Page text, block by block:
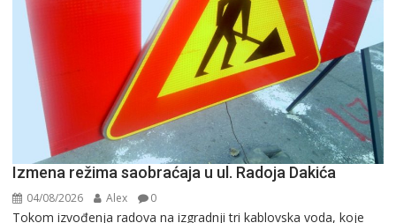
Izmena režima saobraćaja u ul. Radoja Dakića
04/08/2026 Alex 0
Tokom izvođenja radova na izgradnji tri kablovska voda, koje